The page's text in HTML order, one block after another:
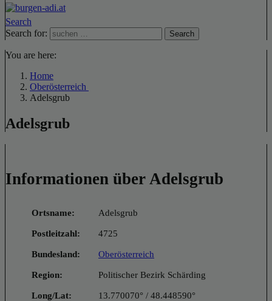
Search
Search for:
Search
You are here:
Home
Oberösterreich
Adelsgrub
Adelsgrub
Informationen über Adelsgrub
Ortsname: Adelsgrub
Postleitzahl: 4725
Bundesland: Oberösterreich
Region: Politischer Bezirk Schärding
Long/Lat: 13.770070° / 48.448590°